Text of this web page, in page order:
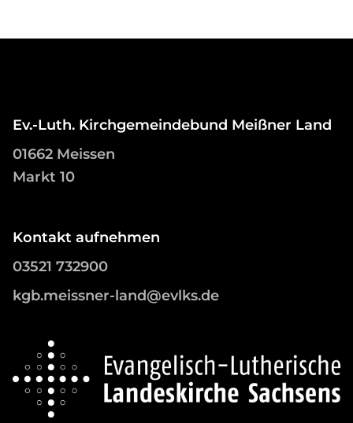
Ev.-Luth. Kirchgemeindebund Meißner Land
01662 Meissen
Markt 10
Kontakt aufnehmen
03521 732900
kgb.meissner-land@evlks.de